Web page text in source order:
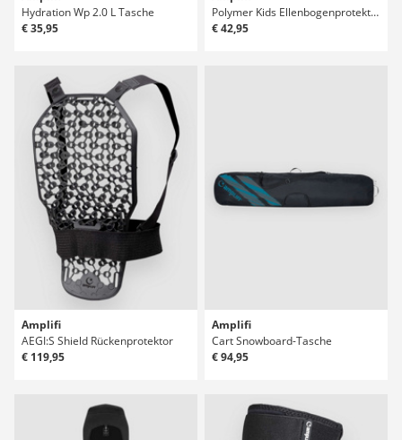
Hydration Wp 2.0 L Tasche
€ 35,95
Polymer Kids Ellenbogenprotektoren
€ 42,95
Amplifi
AEGI:S Shield Rückenprotektor
€ 119,95
Amplifi
Cart Snowboard-Tasche
€ 94,95